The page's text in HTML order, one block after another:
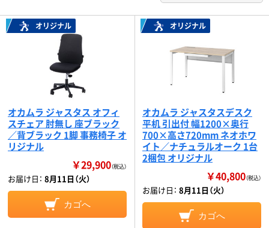
オリジナル
オカムラ ジャスタス オフィ
スチェア 肘無し 座ブラック
／背ブラック 1脚 事務椅子 オ
リジナル
￥29,900（税込）
お届け日： 8月11日（火）
カゴへ
オリジナル
オカムラ ジャスタスデスク
平机 引出付 幅1200×奥行
700×高さ720mm ネオホワ
イト／ナチュラルオーク 1台
2梱包 オリジナル
￥40,800（税込）
お届け日： 8月11日（火）
カゴへ